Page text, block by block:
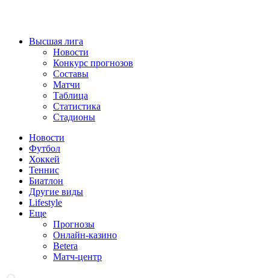
Высшая лига
Новости
Конкурс прогнозов
Составы
Матчи
Таблица
Статистика
Стадионы
Новости
Футбол
Хоккей
Теннис
Биатлон
Другие виды
Lifestyle
Еще
Прогнозы
Онлайн-казино
Betera
Матч-центр